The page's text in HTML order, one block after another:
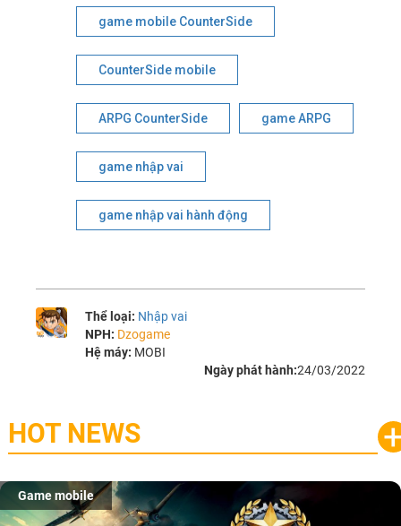
game mobile CounterSide
CounterSide mobile
ARPG CounterSide game ARPG
game nhập vai
game nhập vai hành động
Thể loại: Nhập vai
NPH: Dzogame
Hệ máy: MOBI
Ngày phát hành:24/03/2022
HOT NEWS
Game mobile